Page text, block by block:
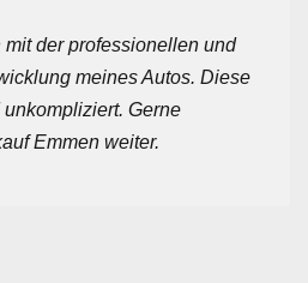
der professionellen und
meines Autos. Diese
Gerne
Emmen weiter.